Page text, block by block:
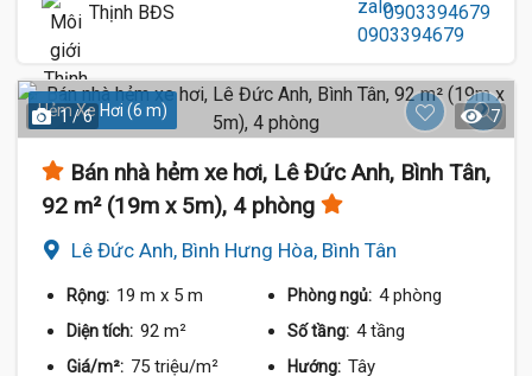
Thịnh BĐS 0903394679
Hẻm Xe Hơi (6 m)
1 / 6 7
Bán nhà hẻm xe hơi, Lê Đức Anh, Bình Tân,
92 m² (19m x 5m), 4 phòng
Lê Đức Anh, Bình Hưng Hòa, Bình Tân
Rộng: 19 m x 5 m Phòng ngủ: 4 phòng
Diện tích: 92 m² Số tầng: 4 tầng
Giá/m²: 75 triệu/m² Hướng: Tây